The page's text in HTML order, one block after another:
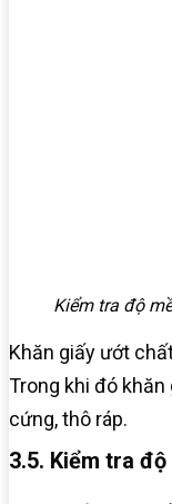
Kiểm tra độ
Khăn giấy ướt
Trong khi đó
cứng, thô ráp.
3.5. Kiểm tra